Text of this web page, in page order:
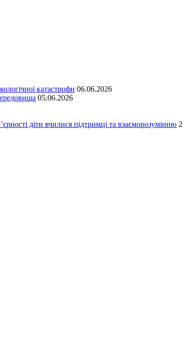
катастрофи 06.06.2026
05.06.2026
діти вчилися підтримці та взаєморозумінню